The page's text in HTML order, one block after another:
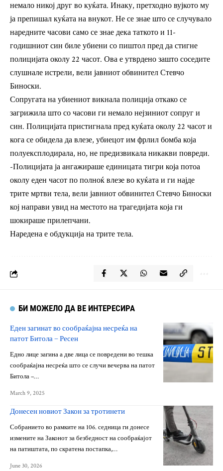
немало никој друг во куќата. Инаку, претходно вујкото му
ја препишал куќата на внукот. Не се знае што се случувало
наредните часови само се знае дека таткото и 11-
годишниот син биле убиени со пиштол пред да стигне
полицијата околу 22 часот. Ова е утврдено зашто соседите
слушнале истрели, вели јавниот обвинител Стевчо
Биноски.
Сопругата на убиениот викнала полиција откако се
загрижила што со часови ги немало нејзиниот сопруг и
син. Полицијата пристигнала пред куќата околу 22 часот и
кога се обидела да влезе, убиецот им фрлил бомба која
полуексплодирала, но, не предизвикала никакви повреди.
-Полицијата ја ангажираше единицата тигри која потоа
околу еден часот по полноќ влезе во куќата и ги најде
трите мртви тела, вели јавниот обвинител Стевчо Биноски
кој направи увид на местото на трагедијата која ги
шокираше прилепчани.
Наредена е обдукција на трите тела.
БИ МОЖЕЛО ДА ВЕ ИНТЕРЕСИРА
Еден загинат во сообраќајна несреќа на
патот Битола – Ресен
Едно лице загина а две лица се повредени во тешка
сообраќајна несреќа што се случи вечерва на патот
Битола –…
March 9, 2025
Донесен новиот Закон за тротинети
Собранието во рамките на 106. седница ги донесе
измените на Законот за безбедност на сообраќајот
на патиштата, по скратена постапка,…
June 30, 2026